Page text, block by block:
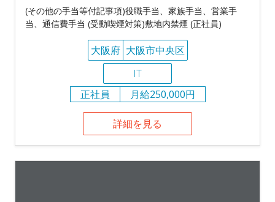
(その他の手当等付記事項)役職手当、家族手当、営業手
当、通信費手当 (受動喫煙対策)敷地内禁煙 (正社員)
大阪府 大阪市中央区
IT
正社員
月給250,000円
詳細を見る